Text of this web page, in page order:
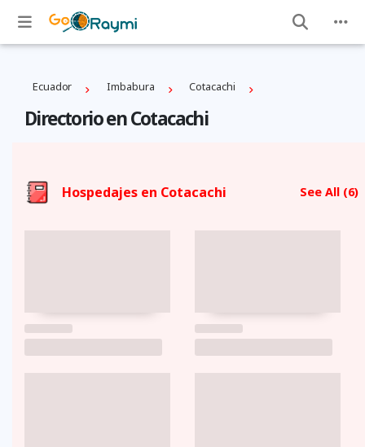
Ecuador Imbabura Cotacachi
Directorio en Cotacachi
Hospedajes en Cotacachi See All (6)